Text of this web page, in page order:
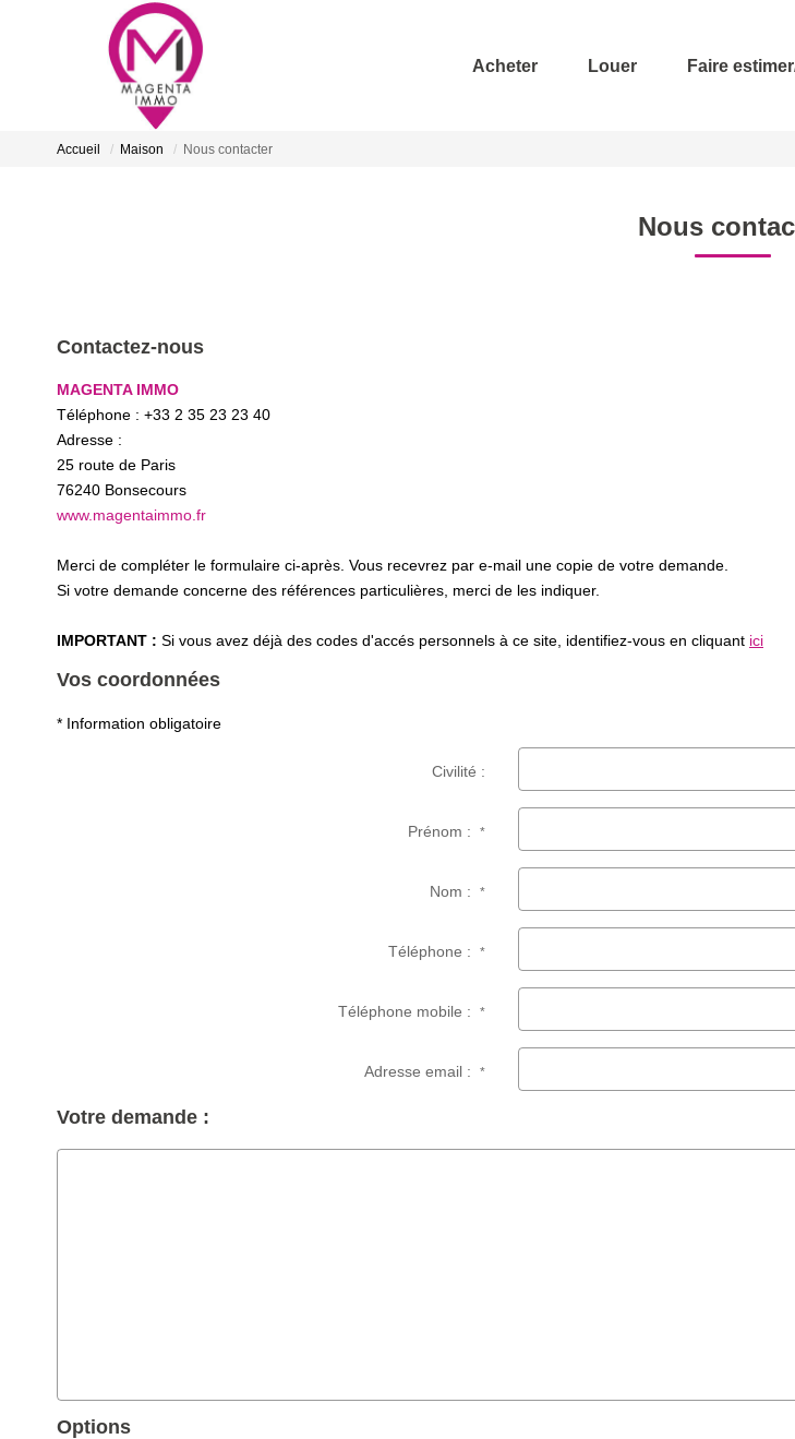
Acheter Louer Faire
Accueil Maison Nous contacter
Nous
Contactez-nous
MAGENTA IMMO
Téléphone : +33 2 35 23 23 40
Adresse :
25 route de Paris
76240 Bonsecours
www.magentaimmo.fr
Merci de compléter le formulaire ci-après. Vous recevrez par e-mail une copie de votre demande.
Si votre demande concerne des références particulières, merci de les indiquer.
IMPORTANT : Si vous avez déjà des codes d'accés personnels à ce site, identifiez-vous en cliquant ici
Vos coordonnées
* Information obligatoire
Civilité :
Prénom :*
Nom :*
Téléphone :*
Téléphone mobile :*
Adresse email :*
Votre demande :
Options